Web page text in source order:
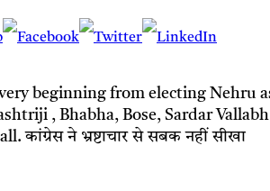
beginning from electing
, Bhabha, Bose, Sardar
ने भ्रष्टाचार से सबक नहीं सीखा